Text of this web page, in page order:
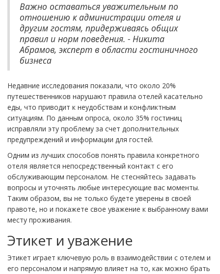
Важно оставаться уважительным по
отношению к администрации отеля и
другим гостям, придерживаясь общих
правил и норм поведения. - Никита
Абрамов, эксперт в области гостиничного
бизнеса
Недавние исследования показали, что около 20%
путешественников нарушают правила отелей касательно
еды, что приводит к неудобствам и конфликтным
ситуациям. По данным опроса, около 35% гостиниц
исправляли эту проблему за счет дополнительных
предупреждений и информации для гостей.
Одним из лучших способов понять правила конкретного
отеля является непосредственный контакт с его
обслуживающим персоналом. Не стесняйтесь задавать
вопросы и уточнять любые интересующие вас моменты.
Таким образом, вы не только будете уверены в своей
правоте, но и покажете свое уважение к выбранному вами
месту проживания.
Этикет и уважение
Этикет играет ключевую роль в взаимодействии с отелем и
его персоналом и напрямую влияет на то, как можно брать